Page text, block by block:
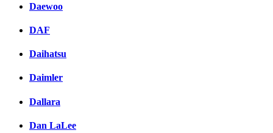
Daewoo
DAF
Daihatsu
Daimler
Dallara
Dan LaLee